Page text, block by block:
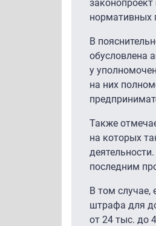
нормативных
В
обусловлена
у
на них
Также
на которых
последним
В том случае,
штрафа для
от 24 тыс. до